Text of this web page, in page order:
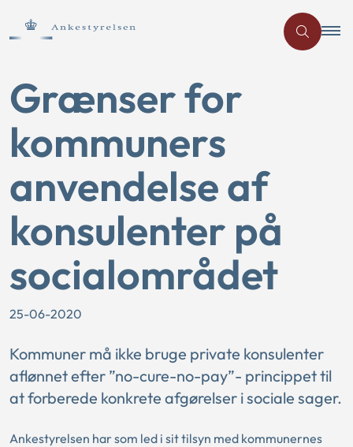
Grænser for
kommuners
anvendelse af
konsulenter på
socialområdet
25-06-2020
Kommuner må ikke bruge private konsulenter
aflønnet efter ”no-cure-no-pay”- princippet til
at forberede konkrete afgørelser i sociale sager.
Ankestyrelsen har som led i sit tilsyn med kommunernes